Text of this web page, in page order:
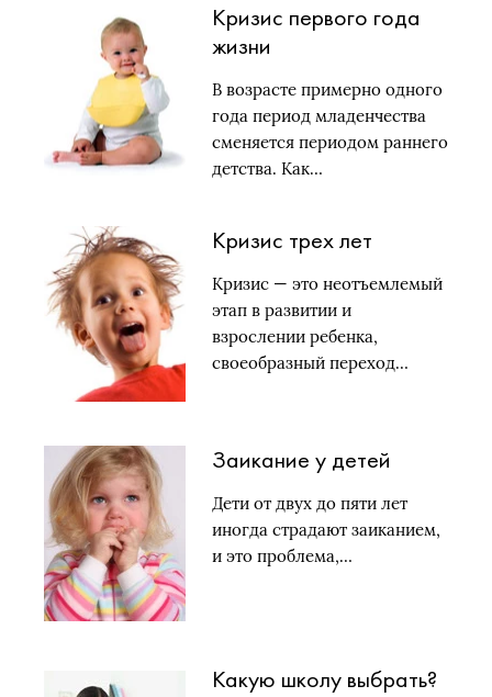
Кризис первого года
жизни
В возрасте примерно одного
года период младенчества
сменяется периодом раннего
детства. Как…
Кризис трех лет
Кризис — это неотъемлемый
этап в развитии и
взрослении ребенка,
своеобразный переход…
Заикание у детей
Дети от двух до пяти лет
иногда страдают заиканием,
и это проблема,…
Какую школу выбрать?